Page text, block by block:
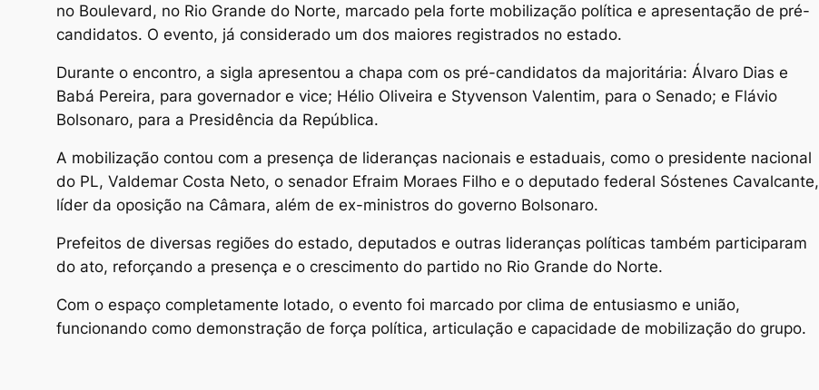
no Boulevard, no Rio Grande do Norte, marcado pela forte mobilização política e apresentação de pré-
candidatos. O evento, já considerado um dos maiores registrados no estado.
Durante o encontro, a sigla apresentou a chapa com os pré-candidatos da majoritária: Álvaro Dias e
Babá Pereira, para governador e vice; Hélio Oliveira e Styvenson Valentim, para o Senado; e Flávio
Bolsonaro, para a Presidência da República.
A mobilização contou com a presença de lideranças nacionais e estaduais, como o presidente nacional
do PL, Valdemar Costa Neto, o senador Efraim Moraes Filho e o deputado federal Sóstenes Cavalcante,
líder da oposição na Câmara, além de ex-ministros do governo Bolsonaro.
Prefeitos de diversas regiões do estado, deputados e outras lideranças políticas também participaram
do ato, reforçando a presença e o crescimento do partido no Rio Grande do Norte.
Com o espaço completamente lotado, o evento foi marcado por clima de entusiasmo e união,
funcionando como demonstração de força política, articulação e capacidade de mobilização do grupo.